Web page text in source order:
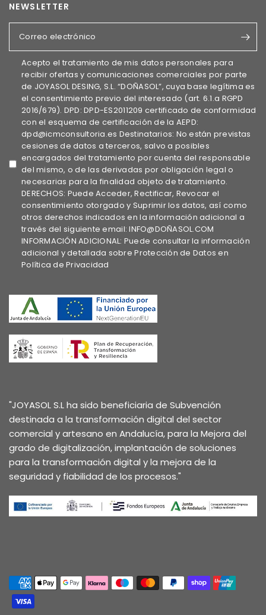
NEWSLETTER
Correo electrónico
Acepto el tratamiento de mis datos personales para
recibir ofertas y comunicaciones comerciales por parte
de JOYASOL DESING, S.L. “DOÑASOL”, cuya base legítima es
el consentimiento previo del interesado (art. 6.1.a RGPD
2016/679). DPD: DPD-ES2011209 certificado de conformidad
con el esquema de certificación de la AEPD:
dpd@icmconsultoria.es Destinatarios: No están previstas
cesiones de datos a terceros, salvo a posibles
encargados del tratamiento por cuenta del responsable
del mismo, o de las derivadas por obligación legal o
necesarias para la finalidad objeto de tratamiento.
DERECHOS: Puede Acceder, Rectificar, Revocar el
consentimiento otorgado y Suprimir los datos, así como
otros derechos indicados en la información adicional a
través del siguiente email: INFO@DOÑASOL.COM
INFORMACIÓN ADICIONAL: Puede consultar la información
adicional y detallada sobre Protección de Datos en
Política de Privacidad
"JOYASOL S.L ha sido beneficiaria de Subvención
destinada a la transformación digital del sector
comercial y artesano en Andalucía, para la Mejora del
grado de digitalización, implantación de soluciones
para la transformación digital y la mejora de la
seguridad y fiabilidad de los procesos."